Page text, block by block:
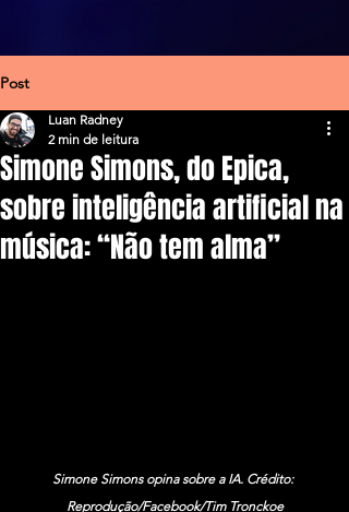
Post
Simone Simons, do Epica,
sobre inteligência artificial na
música: “Não tem alma”
Luan Radney
2 min de leitura
Simone Simons opina sobre a IA. Crédito:
Reprodução/Facebook/Tim Tronckoe